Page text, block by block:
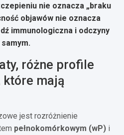
nie oznacza „braku
objawów nie oznacza
immunologiczna i odczyny
różne profile
które mają
jest rozróżnienie
pełnokomórkowym (wP) i